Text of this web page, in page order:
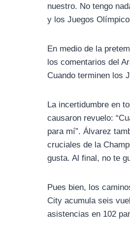
nuestro. No tengo
y los Juegos
En medio de la
los comentarios del
Cuando terminen los
La incertidumbre en
causaron revuelo:
para mí”. Álvarez
cruciales de la
gusta. Al final, no te
Pues bien, los
City acumula seis
asistencias en 102